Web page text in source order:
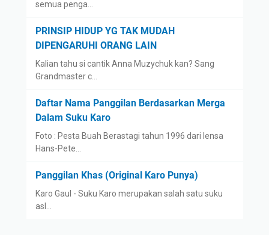
semua penga…
PRINSIP HIDUP YG TAK MUDAH
DIPENGARUHI ORANG LAIN
Kalian tahu si cantik Anna Muzychuk kan? Sang
Grandmaster c…
Daftar Nama Panggilan Berdasarkan Merga
Dalam Suku Karo
Foto : Pesta Buah Berastagi tahun 1996 dari lensa
Hans-Pete…
Panggilan Khas (Original Karo Punya)
Karo Gaul - Suku Karo merupakan salah satu suku
asl…